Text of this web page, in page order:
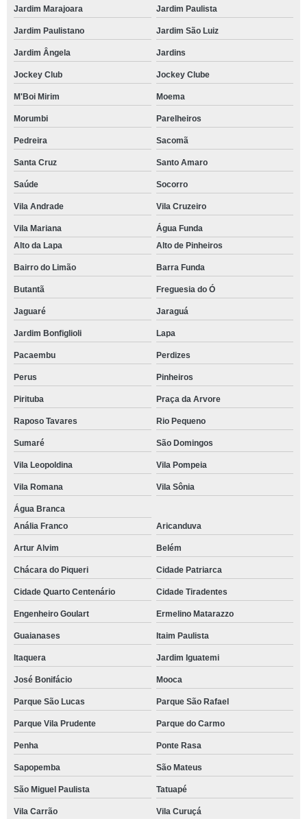
Jardim Marajoara Jardim Paulista
Jardim Paulistano Jardim São Luiz
Jardim Ângela Jardins
Jockey Club Jockey Clube
M'Boi Mirim Moema
Morumbi Parelheiros
Pedreira Sacomã
Santa Cruz Santo Amaro
Saúde Socorro
Vila Andrade Vila Cruzeiro
Vila Mariana
Água Funda
Alto da Lapa
Alto de Pinheiros
Bairro do Limão Barra Funda
Butantã Freguesia do Ó
Jaguaré Jaraguá
Jardim Bonfiglioli Lapa
Pacaembu Perdizes
Perus Pinheiros
Pirituba Praça da Arvore
Raposo Tavares Rio Pequeno
Sumaré São Domingos
Vila Leopoldina Vila Pompeia
Vila Romana Vila Sônia
Água Branca
Anália Franco
Aricanduva
Artur Alvim Belém
Chácara do Piqueri Cidade Patriarca
Cidade Quarto Centenário Cidade Tiradentes
Engenheiro Goulart Ermelino Matarazzo
Guaianases Itaim Paulista
Itaquera Jardim Iguatemi
José Bonifácio Mooca
Parque São Lucas Parque São Rafael
Parque Vila Prudente Parque do Carmo
Penha Ponte Rasa
Sapopemba São Mateus
São Miguel Paulista Tatuapé
Vila Carrão Vila Curuçá